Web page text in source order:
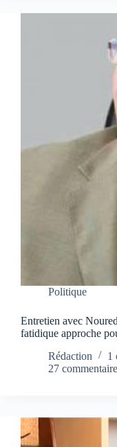
Politique
Entretien avec
fatidique approche
Rédaction
1
27